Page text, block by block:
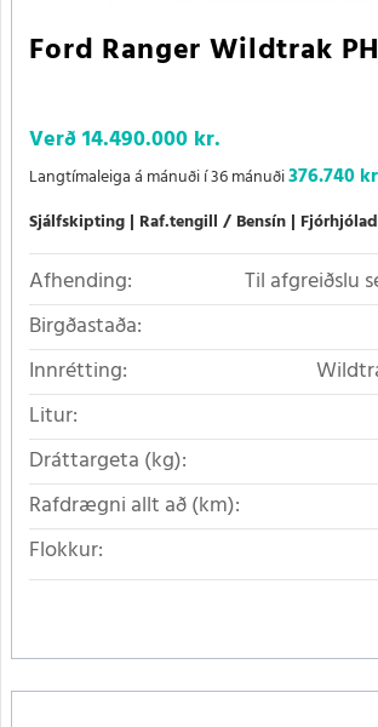
Ford Ranger Wildtrak
Verð14.490.000 kr.
Langtímaleiga á mánuði í 36 mánuði376.740
Sjálfskipting Raf.tengill / Bensín
Afhending:
Til afgreiðslu
Birgðastaða:
Innrétting:
Litur:
Dráttargeta (kg):
Rafdrægni allt að (km):
Flokkur: